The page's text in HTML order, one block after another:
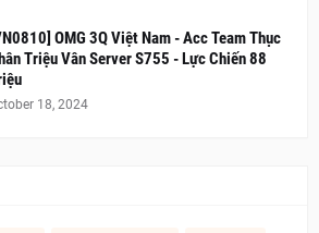
OMG 3Q Việt Nam - Acc Team Thục
Triệu Vân Server S755 - Lực Chiến 88
18, 2024